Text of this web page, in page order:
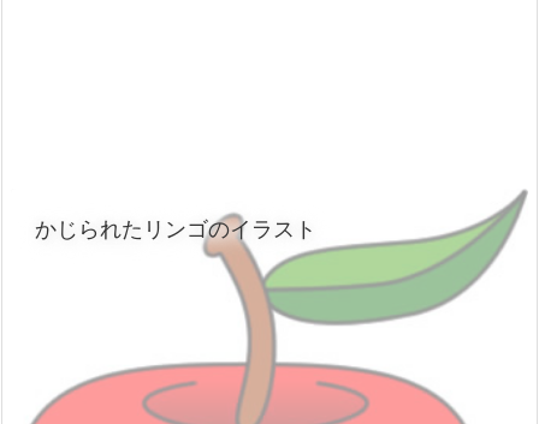
かじられたリンゴのイラスト